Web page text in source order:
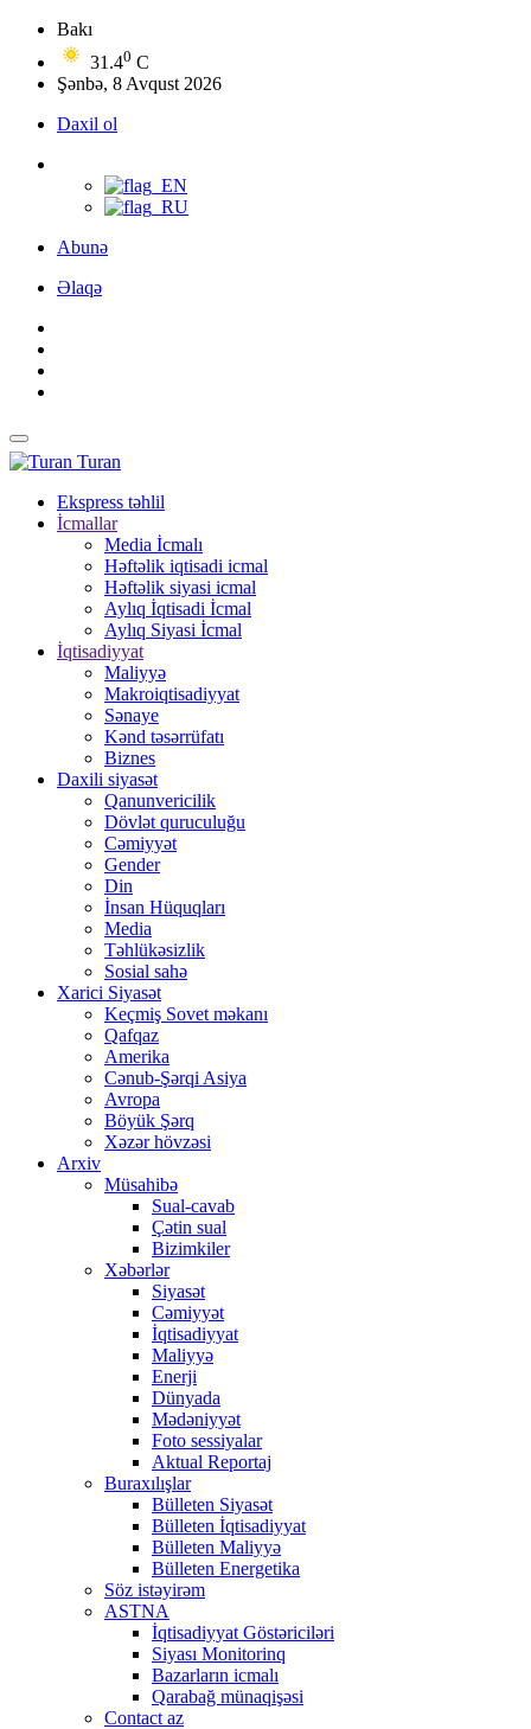
Bakı
31.40 C
Şənbə, 8 Avqust 2026
Daxil ol
Abunə
Əlaqə
Turan
Ekspress təhlil
İcmallar
Media İcmalı
Həftəlik iqtisadi icmal
Həftəlik siyasi icmal
Aylıq İqtisadi İcmal
Aylıq Siyasi İcmal
İqtisadiyyat
Maliyyə
Makroiqtisadiyyat
Sənaye
Kənd təsərrüfatı
Biznes
Daxili siyasət
Qanunvericilik
Dövlət quruculuğu
Cəmiyyət
Gender
Din
İnsan Hüquqları
Media
Təhlükəsizlik
Sosial sahə
Xarici Siyasət
Keçmiş Sovet məkanı
Qafqaz
Amerika
Cənub-Şərqi Asiya
Avropa
Böyük Şərq
Xəzər hövzəsi
Arxiv
Müsahibə
Sual-cavab
Çətin sual
Bizimkiler
Xəbərlər
Siyasət
Cəmiyyət
İqtisadiyyat
Maliyyə
Enerji
Dünyada
Mədəniyyət
Foto sessiyalar
Aktual Reportaj
Buraxılışlar
Bülleten Siyasət
Bülleten İqtisadiyyat
Bülleten Maliyyə
Bülleten Energetika
Söz istəyirəm
ASTNA
İqtisadiyyat Göstəriciləri
Siyası Monitorinq
Bazarların icmalı
Qarabağ münaqişəsi
Contact az